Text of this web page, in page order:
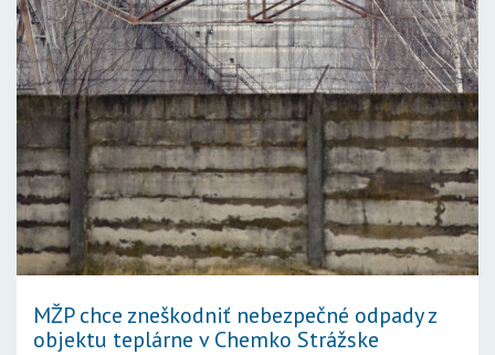
MŽP chce zneškodniť nebezpečné odpady z
objektu teplárne v Chemko Strážske